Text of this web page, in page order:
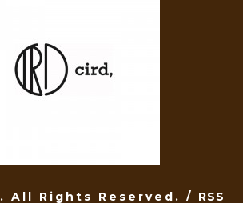
. All Rights Reserved. / RSS